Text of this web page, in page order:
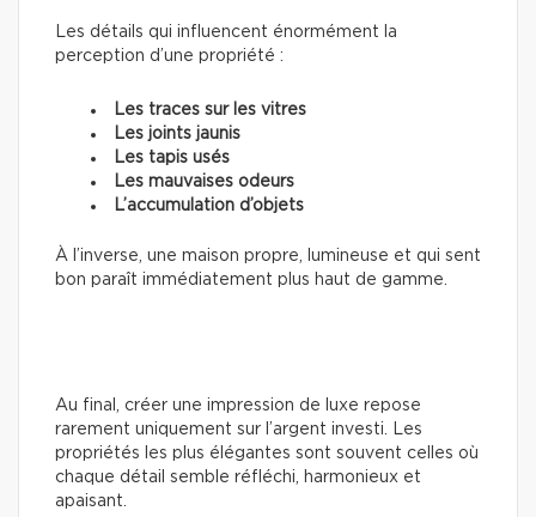
Les détails qui influencent énormément la
perception d’une propriété :
Les traces sur les vitres
Les joints jaunis
Les tapis usés
Les mauvaises odeurs
L’accumulation d’objets
À l’inverse, une maison propre, lumineuse et qui sent
bon paraît immédiatement plus haut de gamme.
Au final, créer une impression de luxe repose
rarement uniquement sur l’argent investi. Les
propriétés les plus élégantes sont souvent celles où
chaque détail semble réfléchi, harmonieux et
apaisant.